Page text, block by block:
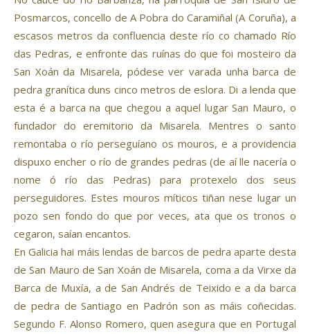
Posmarcos, concello de A Pobra do Caramiñal (A Coruña), a
escasos metros da confluencia deste río co chamado Río
das Pedras, e enfronte das ruínas do que foi mosteiro da
San Xoán da Misarela, pódese ver varada unha barca de
pedra granítica duns cinco metros de eslora. Di a lenda que
esta é a barca na que chegou a aquel lugar San Mauro, o
fundador do eremitorio da Misarela. Mentres o santo
remontaba o río perseguíano os mouros, e a providencia
dispuxo encher o río de grandes pedras (de aí lle nacería o
nome ó río das Pedras) para protexelo dos seus
perseguidores. Estes mouros míticos tiñan nese lugar un
pozo sen fondo do que por veces, ata que os tronos o
cegaron, saían encantos.
En Galicia hai máis lendas de barcos de pedra aparte desta
de San Mauro de San Xoán de Misarela, coma a da Virxe da
Barca de Muxía, a de San Andrés de Teixido e a da barca
de pedra de Santiago en Padrón son as máis coñecidas.
Segundo F. Alonso Romero, quen asegura que en Portugal